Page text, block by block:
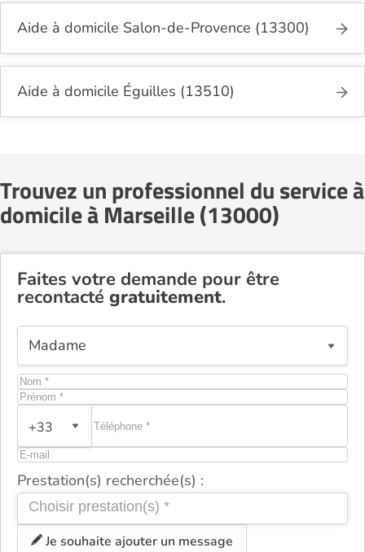
Aide à domicile Salon-de-Provence (13300)
Aide à domicile Éguilles (13510)
Trouvez un professionnel du service à
domicile à Marseille (13000)
Faites votre demande pour être
recontacté gratuitement.
+33
Prestation(s) recherchée(s) :
Je souhaite ajouter un message